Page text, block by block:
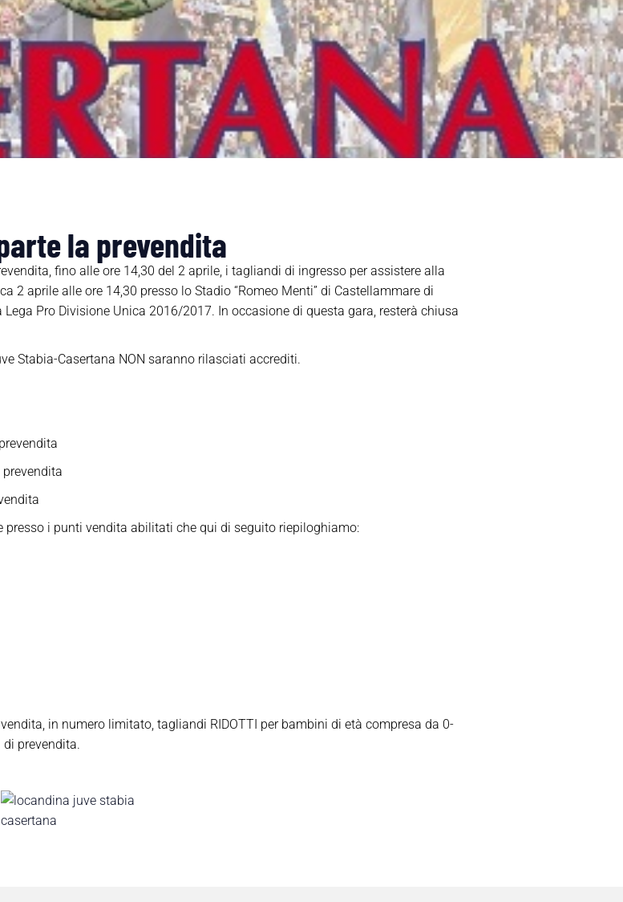
la prevendita
fino alle ore 14,30 del 2 aprile, i tagliandi di ingresso per assistere alla
2 aprile alle ore 14,30 presso lo Stadio “Romeo Menti” di Castellammare di
Pro Divisione Unica 2016/2017. In occasione di questa gara, resterà chiusa
Stabia-Casertana NON saranno rilasciati accrediti.
i punti vendita abilitati che qui di seguito riepiloghiamo:
in numero limitato, tagliandi RIDOTTI per bambini di età compresa da 0-
prevendita.